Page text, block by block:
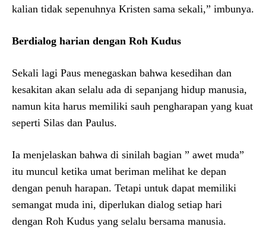
kalian tidak sepenuhnya Kristen sama sekali,” imbunya.
Berdialog harian dengan Roh Kudus
Sekali lagi Paus menegaskan bahwa kesedihan dan
kesakitan akan selalu ada di sepanjang hidup manusia,
namun kita harus memiliki sauh pengharapan yang kuat
seperti Silas dan Paulus.
Ia menjelaskan bahwa di sinilah bagian ” awet muda”
itu muncul ketika umat beriman melihat ke depan
dengan penuh harapan. Tetapi untuk dapat memiliki
semangat muda ini, diperlukan dialog setiap hari
dengan Roh Kudus yang selalu bersama manusia.